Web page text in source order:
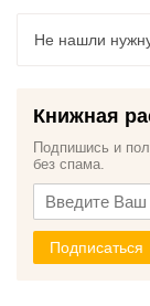
Не нашли
Книжная
Подпишись и
без спама.
Подписаться